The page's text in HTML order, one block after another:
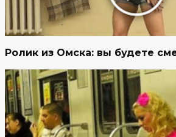
Ролик из Омска: вы будете